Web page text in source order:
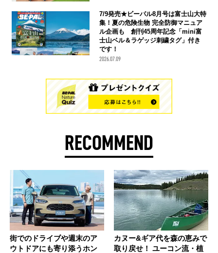
7/9発売★ビーパル8月号は富士山大特
集！夏の危険生物 完全防御マニュア
ル企画も 創刊45周年記念「mini富
士山ベル＆ラゲッジ刺繍タグ」付き
です！
2026.07.09
RECOMMEND
街でのドライブや週末のア
ウトドアにも寄り添うホン
カヌー&ギア代を森の恵みで
取り戻せ！ ユーコン流・植